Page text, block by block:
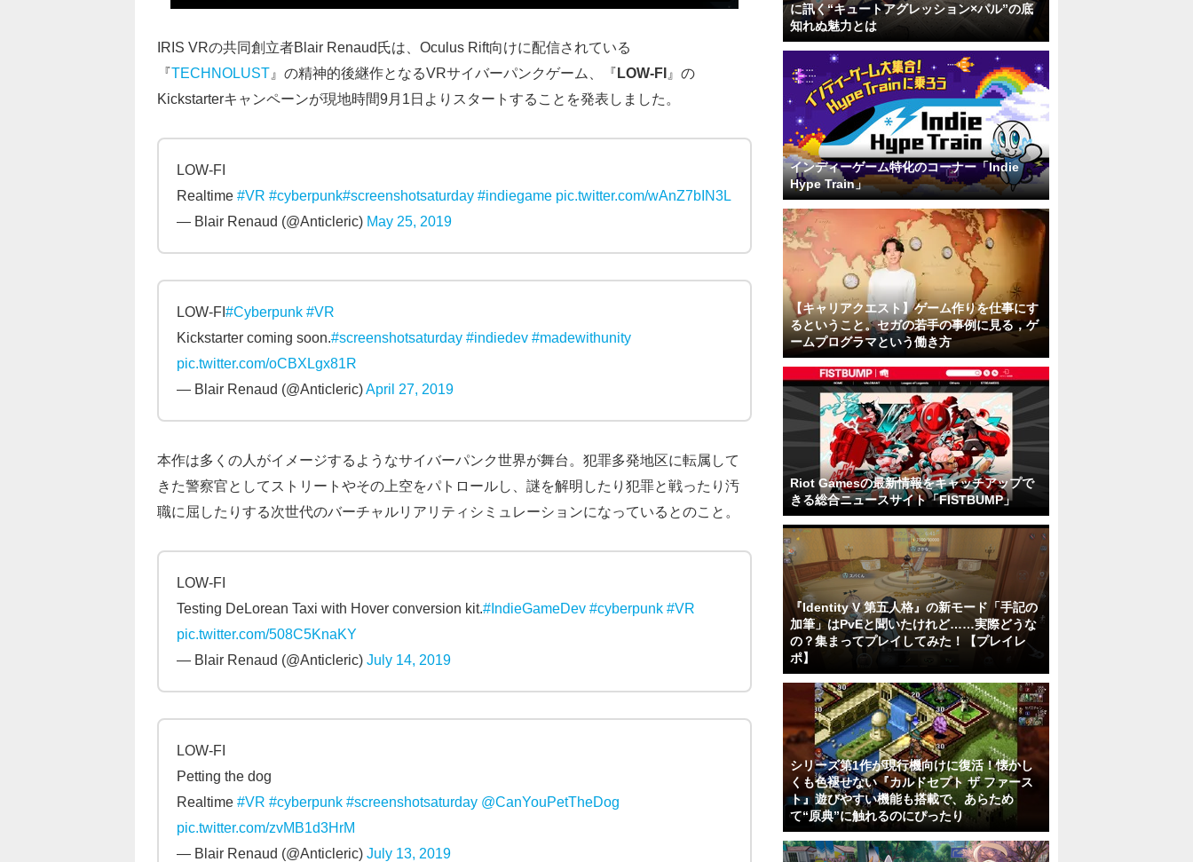
IRIS VRの共同創立者Blair Renaud氏は、Oculus Rift向けに配信されている
『TECHNOLUST 』の精神的後継作となるVRサイバーパンクゲーム、『LOW-FI 』の
Kickstarterキャンペーンが現地時間9月1日よりスタートすることを発表しました。
LOW-FI
Realtime #VR #cyberpunk#screenshotsaturday #indiegame pic.twitter.com/wAnZ7bIN3L
— Blair Renaud (@Anticleric) May 25, 2019
LOW-FI#Cyberpunk #VR
Kickstarter coming soon.#screenshotsaturday #indiedev #madewithunity
pic.twitter.com/oCBXLgx81R
— Blair Renaud (@Anticleric)April 27, 2019
本作は多くの人がイメージするようなサイバーパンク世界が舞台。犯罪多発地区に転属して
きた警察官としてストリートやその上空をパトロールし、謎を解明したり犯罪と戦ったり汚
職に屈したりする次世代のバーチャルリアリティシミュレーションになっているとのこと。
LOW-FI
Testing DeLorean Taxi with Hover conversion kit.#IndieGameDev #cyberpunk #VR
pic.twitter.com/508C5KnaKY
— Blair Renaud (@Anticleric) July 14, 2019
LOW-FI
Petting the dog
Realtime #VR #cyberpunk #screenshotsaturday @CanYouPetTheDog
pic.twitter.com/zvMB1d3HrM
— Blair Renaud (@Anticleric) July 13, 2019
に訊く“キュートアグレッション×パル”の底
知れぬ魅力とは
インディーゲーム特化のコーナー「Indie
Hype Train」
【キャリアクエスト】ゲーム作りを仕事にす
るということ。セガの若手の事例に見る，ゲ
ームプログラマという働き方
Riot Gamesの最新情報をキャッチアップで
きる総合ニュースサイト「FISTBUMP」
『Identity V 第五人格』の新モード「手記の
加筆」はPvEと聞いたけれど……実際どうな
の？集まってプレイしてみた！【プレイレ
ポ】
シリーズ第1作が現行機向けに復活！懐かし
くも色褪せない『カルドセプト ザ ファース
ト』遊びやすい機能も搭載で、あらため
て“原典”に触れるのにぴったり